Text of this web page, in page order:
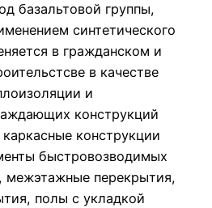
базальтовой группы,
синтетического
в гражданском и
в качестве
и
конструкций
конструкции
быстровозводимых
межэтажные перекрытия,
полы с укладкой